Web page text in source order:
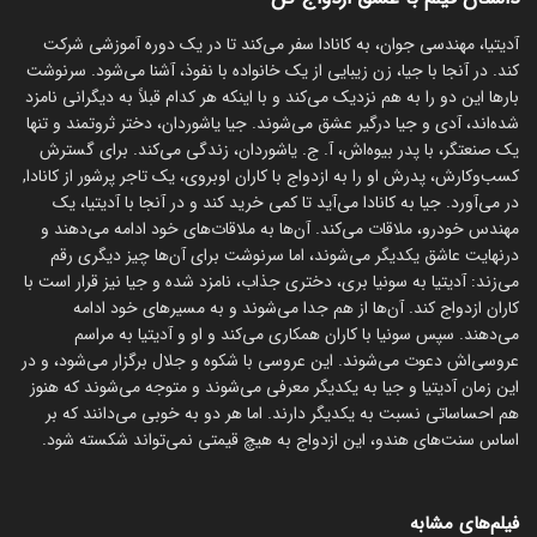
آدیتیا، مهندسی جوان، به کانادا سفر می‌کند تا در یک دوره آموزشی شرکت
کند. در آنجا با جیا، زن زیبایی از یک خانواده با نفوذ، آشنا می‌شود. سرنوشت
بارها این دو را به هم نزدیک می‌کند و با اینکه هر کدام قبلاً به دیگرانی نامزد
شده‌اند، آدی و جیا درگیر عشق می‌شوند. جیا یاشوردان، دختر ثروتمند و تنها
یک صنعتگر، با پدر بیوه‌اش، آ. ج. یاشوردان، زندگی می‌کند. برای گسترش
کسب‌وکارش، پدرش او را به ازدواج با کاران اوبروی، یک تاجر پرشور از کانادا,
در می‌آورد. جیا به کانادا می‌آید تا کمی خرید کند و در آنجا با آدیتیا، یک
مهندس خودرو، ملاقات می‌کند. آن‌ها به ملاقات‌های خود ادامه می‌دهند و
درنهایت عاشق یکدیگر می‌شوند، اما سرنوشت برای آن‌ها چیز دیگری رقم
می‌زند: آدیتیا به سونیا بری، دختری جذاب، نامزد شده و جیا نیز قرار است با
کاران ازدواج کند. آن‌ها از هم جدا می‌شوند و به مسیرهای خود ادامه
می‌دهند. سپس سونیا با کاران همکاری می‌کند و او و آدیتیا به مراسم
عروسی‌اش دعوت می‌شوند. این عروسی با شکوه و جلال برگزار می‌شود، و در
این زمان آدیتیا و جیا به یکدیگر معرفی می‌شوند و متوجه می‌شوند که هنوز
هم احساساتی نسبت به یکدیگر دارند. اما هر دو به خوبی می‌دانند که بر
اساس سنت‌های هندو، این ازدواج به هیچ قیمتی نمی‌تواند شکسته شود.
فیلم‌های مشابه